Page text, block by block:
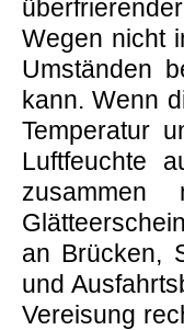
Wegen nicht
Umständen
kann. Wenn
Temperatur
Luftfeuchte
an Brücken,
und
Vereisung